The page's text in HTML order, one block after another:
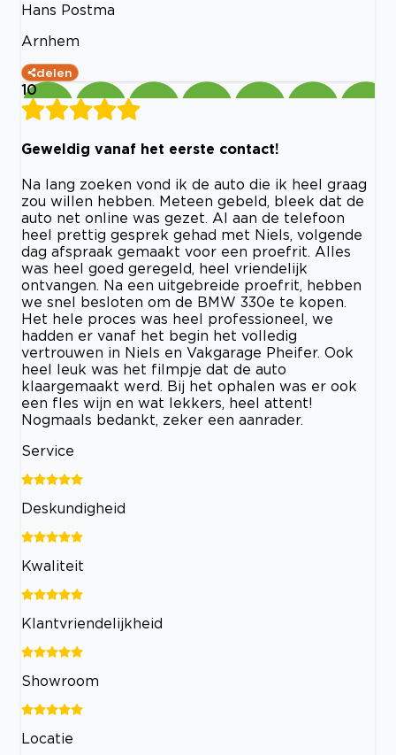
Hans Postma
Arnhem
delen
10
Geweldig vanaf het eerste contact!
Na lang zoeken vond ik de auto die ik heel graag
zou willen hebben. Meteen gebeld, bleek dat de
auto net online was gezet. Al aan de telefoon
heel prettig gesprek gehad met Niels, volgende
dag afspraak gemaakt voor een proefrit. Alles
was heel goed geregeld, heel vriendelijk
ontvangen. Na een uitgebreide proefrit, hebben
we snel besloten om de BMW 330e te kopen.
Het hele proces was heel professioneel, we
hadden er vanaf het begin het volledig
vertrouwen in Niels en Vakgarage Pheifer. Ook
heel leuk was het filmpje dat de auto
klaargemaakt werd. Bij het ophalen was er ook
een fles wijn en wat lekkers, heel attent!
Nogmaals bedankt, zeker een aanrader.
Service
Deskundigheid
Kwaliteit
Klantvriendelijkheid
Showroom
Locatie